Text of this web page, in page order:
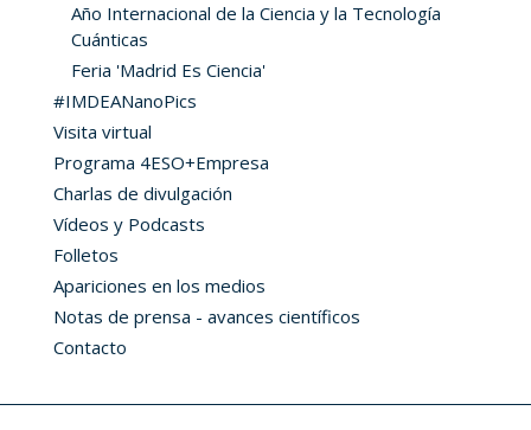
Año Internacional de la Ciencia y la Tecnología
Cuánticas
Feria 'Madrid Es Ciencia'
#IMDEANanoPics
Visita virtual
Programa 4ESO+Empresa
Charlas de divulgación
Vídeos y Podcasts
Folletos
Apariciones en los medios
Notas de prensa - avances científicos
Contacto